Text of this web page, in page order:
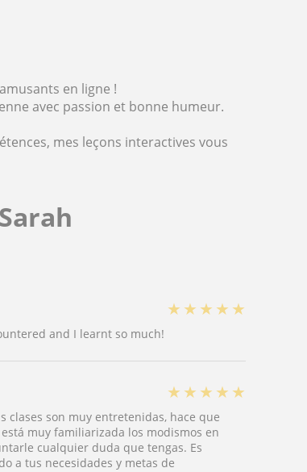
en ligne !
avec passion et bonne humeur.
mes leçons interactives vous
★ ★ ★ ★ ★
and I learnt so much!
★ ★ ★ ★ ★
clases son muy entretenidas, hace que
muy familiarizada los modismos en
cualquier duda que tengas. Es
a tus necesidades y metas de